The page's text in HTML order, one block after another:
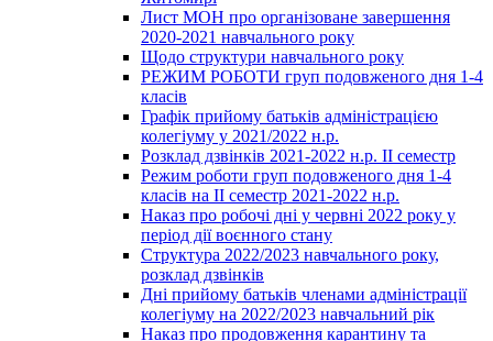
Лист МОН про організоване завершення
2020-2021 навчального року
Щодо структури навчального року
РЕЖИМ РОБОТИ груп подовженого дня 1-4
класів
Графік прийому батьків адміністрацією
колегіуму у 2021/2022 н.р.
Розклад дзвінків 2021-2022 н.р. ІІ семестр
Режим роботи груп подовженого дня 1-4
класів на ІІ семестр 2021-2022 н.р.
Наказ про робочі дні у червні 2022 року у
період дії воєнного стану
Структура 2022/2023 навчального року,
розклад дзвінків
Дні прийому батьків членами адміністрації
колегіуму на 2022/2023 навчальний рік
Наказ про продовження карантину та